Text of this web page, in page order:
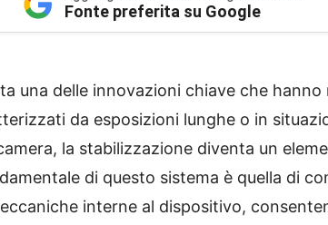
Fonte preferita su Google
una delle innovazioni chiave che
da esposizioni lunghe o in
la stabilizzazione diventa un
di questo sistema è quella di
interne al dispositivo,